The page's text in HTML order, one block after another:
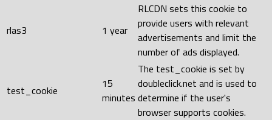
rlas3 1 year
RLCDN sets this cookie to
provide users with relevant
advertisements and limit the
number of ads displayed.
test_cookie
15
minutes
The test_cookie is set by
doubleclick.net and is used to
determine if the user's
browser supports cookies.